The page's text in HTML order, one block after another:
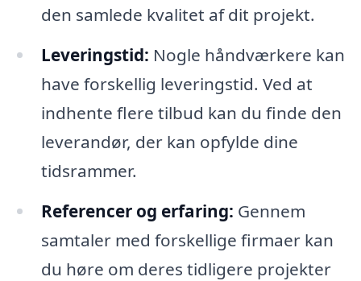
den samlede kvalitet af dit projekt.
Leveringstid: Nogle håndværkere kan
have forskellig leveringstid. Ved at
indhente flere tilbud kan du finde den
leverandør, der kan opfylde dine
tidsrammer.
Referencer og erfaring: Gennem
samtaler med forskellige firmaer kan
du høre om deres tidligere projekter